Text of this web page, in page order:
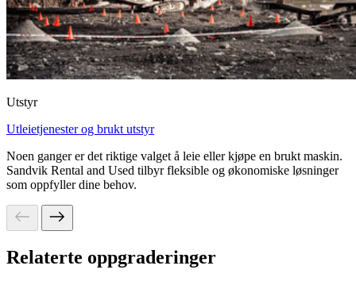
Utstyr
Utleietjenester og brukt utstyr
Noen ganger er det riktige valget å leie eller kjøpe en brukt maskin.
Sandvik Rental and Used tilbyr fleksible og økonomiske løsninger
som oppfyller dine behov.
Relaterte oppgraderinger